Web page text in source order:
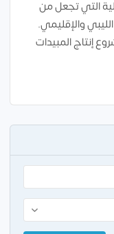
التي تجعل من
والإقليمي.
إنتاج المبيدات